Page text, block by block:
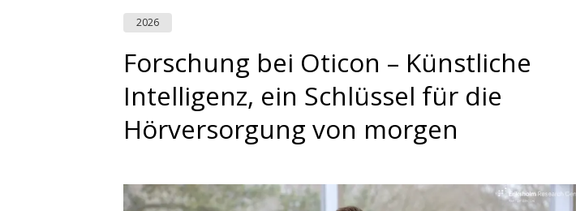
2026
Forschung bei Oticon – Künstliche
Intelligenz, ein Schlüssel für die
Hörversorgung von morgen